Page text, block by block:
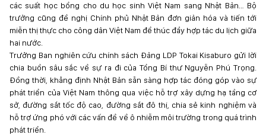
các suất học bổng cho du học sinh Việt Nam sang Nhật Bản… Bộ
trưởng cũng đề nghị Chính phủ Nhật Bản đơn giản hóa và tiến tới
miễn thị thực cho công dân Việt Nam để thúc đẩy hợp tác du lịch giữa
hai nước.
Trưởng Ban nghiên cứu chính sách Đảng LDP Tokai Kisaburo gửi lời
chia buồn sâu sắc về sự ra đi của Tổng Bí thư Nguyễn Phú Trọng.
Đồng thời, khẳng định Nhật Bản sẵn sàng hợp tác đóng góp vào sự
phát triển của Việt Nam thông qua việc hỗ trợ xây dựng hạ tầng cơ
sở, đường sắt tốc độ cao, đường sắt đô thị, chia sẻ kinh nghiệm và
hỗ trợ ứng phó với các vấn đề về ô nhiễm môi trường trong quá trình
phát triển.